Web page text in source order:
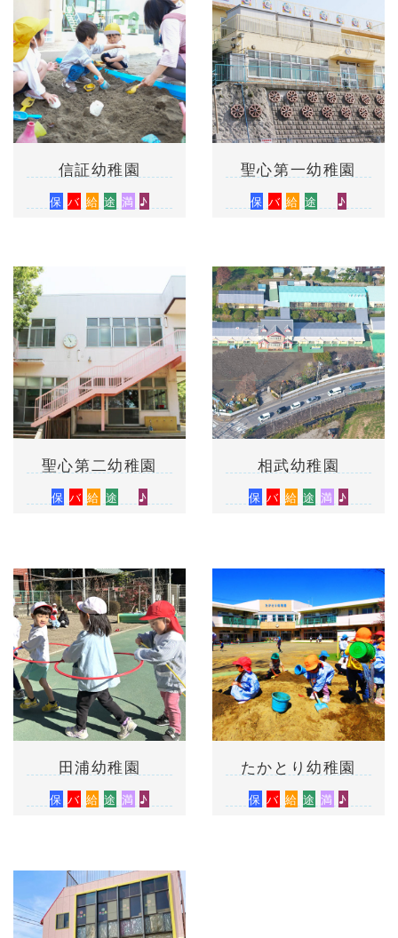
信証幼稚園
保 バ 給 途 満 ♪
聖心第一幼稚園
保 バ 給 途 ♪
聖心第二幼稚園
保 バ 給 途 ♪
相武幼稚園
保 バ 給 途 満 ♪
田浦幼稚園
保 バ 給 途 満 ♪
たかとり幼稚園
保 バ 給 途 満 ♪